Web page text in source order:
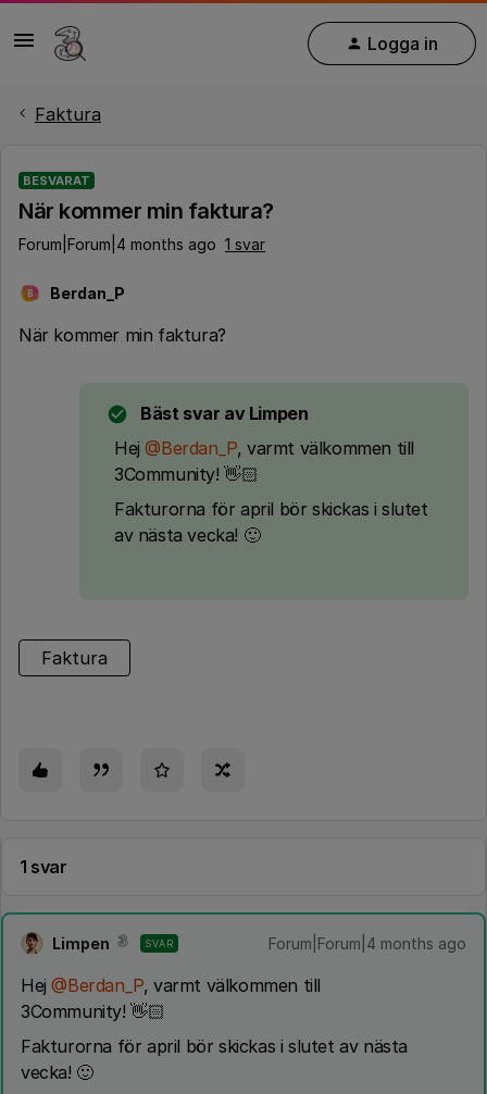
Logga in
Faktura
BESVARAT
När kommer min faktura?
Forum|Forum|4 months ago 1 svar
B Berdan_P
När kommer min faktura?
Bäst svar av Limpen
Hej ​@Berdan_P, varmt välkommen till
3Community! 👋🏻
Fakturorna för april bör skickas i slutet
av nästa vecka! 🙂
Faktura
1 svar
Limpen SVAR Forum|Forum|4 months ago
Hej ​@Berdan_P, varmt välkommen till
3Community! 👋🏻
Fakturorna för april bör skickas i slutet av nästa
vecka! 🙂